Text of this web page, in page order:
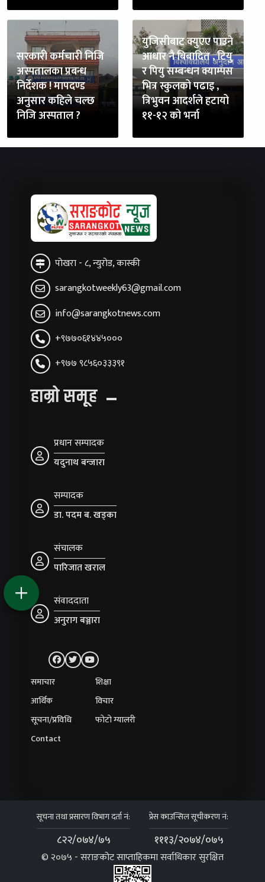
सरकारी कर्मचारी निजि
अस्पतालका प्रबन्ध
निर्देशक ! मापदण्ड
अनुसार कहिले चल्छ
निजि अस्पताल ?
युजिसीबाट क्युएए पाउने
आधार नै बिबादित , टियु
र पियु सम्बन्धन क्याम्पस
भित्र स्कुलको पढाइ ,
त्रिभुवन आदर्शले हटायो
११-१२ को भर्ना
पोखरा - ८, न्युरोड, कास्की
sarangkotweekly63@gmail.com
info@sarangkotnews.com
+९७७०६१४४५०००
+९७७ ९८५६०३३३९१
हाम्रो समूह
प्रधान सम्पादक
यदुनाथ बन्जारा
सम्पादक
डा. पदम ब. खड्का
संचालक
पारिजात खराल
संवाददाता
अनुराग बञ्जारा
समाचार
शिक्षा
आर्थिक
विचार
सूचना/प्रविधि
फोटो ग्यालरी
Contact
सूचना तथा प्रसारण विभाग दर्ता नं:
८२२/०७४/७५
प्रेस काउन्सिल सूचीकरण नं:
१११३/२०७४/०७५
© २०७५ - सराङकोट साप्ताहिकमा सर्वाधिकार सुरक्षित